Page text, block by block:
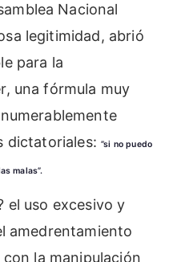
Nacional
legitimidad, abrió
para la
una fórmula muy
dictatoriales:”si no puedo
malas”.
el uso excesivo y
amedrentamiento
la manipulación